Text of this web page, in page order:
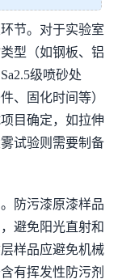
节。对于实验室
型（如钢板、铝
级喷砂处
、固化时间等）
目确定，如拉伸
试验则需要制备
防污漆原漆样品
避免阳光直射和
样品应避免机械
有挥发性防污剂